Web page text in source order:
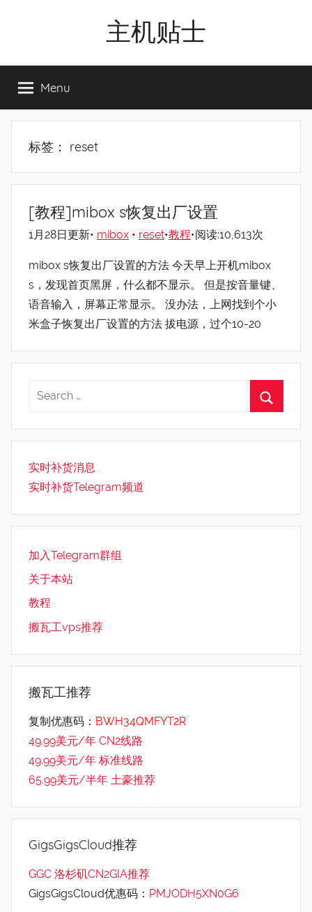
主机贴士
工|BandwagonHost
VPS|Vps|
主
荐
Menu
标签： reset
[教程]mibox s恢复出厂设置
1月28日更新• mibox • reset•教程•阅读:10,613次
mibox s恢复出厂设置的方法 今天早上开机mibox
s，发现首页黑屏，什么都不显示。 但是按音量键、
语音输入，屏幕正常显示。 没办法，上网找到个小
米盒子恢复出厂设置的方法 拔电源，过个10-20
实时补货消息
实时补货Telegram频道
加入Telegram群组
关于本站
教程
搬瓦工vps推荐
搬瓦工推荐
复制优惠码： BWH34QMFYT2R
49.99美元/年 CN2线路
49.99美元/年 标准线路
65.99美元/半年 土豪推荐
GigsGigsCloud推荐
GGC 洛杉矶CN2GIA推荐
GigsGigsCloud优惠码： PMJODH5XN0G6